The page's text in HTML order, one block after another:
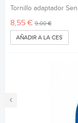
‹
Tornillo adaptador
8,55 € 9,00 €
AÑADIR A LA CESTA